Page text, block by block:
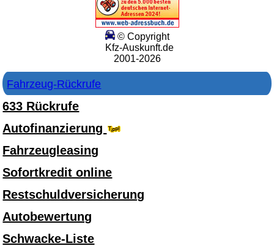
© Copyright
Kfz-Auskunft.de
2001-2026
Fahrzeug-Rückrufe
633 Rückrufe
Autofinanzierung
Fahrzeugleasing
Sofortkredit online
Restschuldversicherung
Autobewertung
Schwacke-Liste